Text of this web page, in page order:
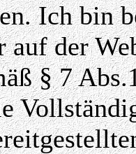
Ich bin
der
§ 7